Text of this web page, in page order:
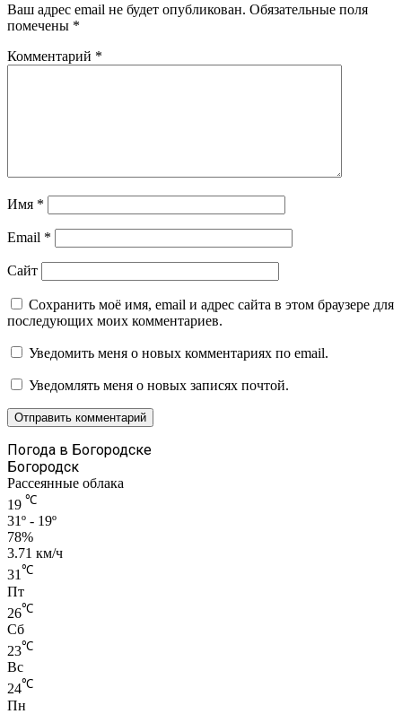
Ваш адрес email не будет опубликован. Обязательные поля
помечены *
Комментарий *
Имя *
Email *
Сайт
Сохранить моё имя, email и адрес сайта в этом браузере для
последующих моих комментариев.
Уведомить меня о новых комментариях по email.
Уведомлять меня о новых записях почтой.
Погода в Богородске
Богородск
Рассеянные облака
19 ℃
31º - 19º
78%
3.71 км/ч
31℃
Пт
26℃
Сб
23℃
Вс
24℃
Пн